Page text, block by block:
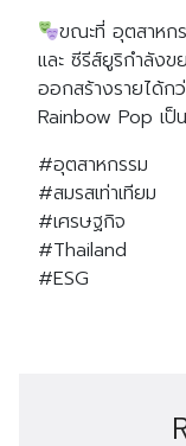
ขณะที่ อุตสาหก
และ ซีรีส์ยูริกำลัง
ออกสร้างรายได้ก
Rainbow Pop เป็
#อุตสาหกรรม
#สมรสเท่าเทียม
#เศรษฐกิจ
#Thailand
#ESG